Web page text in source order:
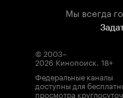
Мы всегда
© 2003–
2026 Кинопоиск. 18+
Федеральные каналы
доступны для
просмотра